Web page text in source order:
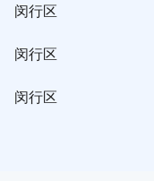
闵行区
闵行区
闵行区